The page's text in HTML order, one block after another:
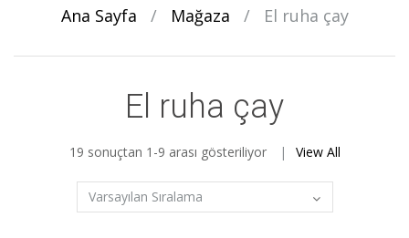
Ana Sayfa / Mağaza / El ruha çay
El ruha çay
19 sonuçtan 1-9 arası gösteriliyor View All